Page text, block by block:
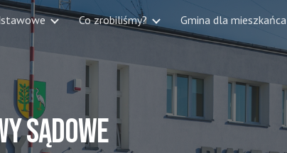
Skip to navigation
Co zrobiliśmy? Gmina dla mieszkańca
sądowe